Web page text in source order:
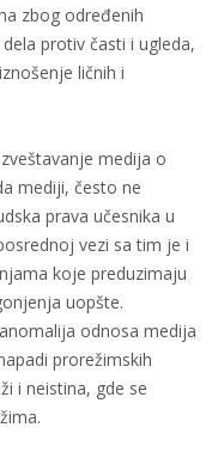
zbog određenih
protiv časti i ugleda,
ličnih i
medija o
mediji, često ne
prava učesnika u
vezi sa tim je i
koje preduzimaju
uopšte.
odnosa medija
prorežimskih
i neistina, gde se